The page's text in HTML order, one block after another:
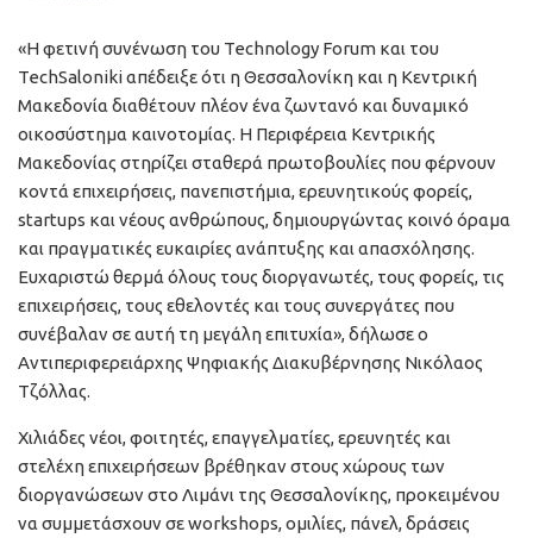
«Η φετινή συνένωση του Technology Forum και του
TechSaloniki απέδειξε ότι η Θεσσαλονίκη και η Κεντρική
Μακεδονία διαθέτουν πλέον ένα ζωντανό και δυναμικό
οικοσύστημα καινοτομίας. Η Περιφέρεια Κεντρικής
Μακεδονίας στηρίζει σταθερά πρωτοβουλίες που φέρνουν
κοντά επιχειρήσεις, πανεπιστήμια, ερευνητικούς φορείς,
startups και νέους ανθρώπους, δημιουργώντας κοινό όραμα
και πραγματικές ευκαιρίες ανάπτυξης και απασχόλησης.
Ευχαριστώ θερμά όλους τους διοργανωτές, τους φορείς, τις
επιχειρήσεις, τους εθελοντές και τους συνεργάτες που
συνέβαλαν σε αυτή τη μεγάλη επιτυχία», δήλωσε ο
Αντιπεριφερειάρχης Ψηφιακής Διακυβέρνησης Νικόλαος
Τζόλλας.
Χιλιάδες νέοι, φοιτητές, επαγγελματίες, ερευνητές και
στελέχη επιχειρήσεων βρέθηκαν στους χώρους των
διοργανώσεων στο Λιμάνι της Θεσσαλονίκης, προκειμένου
να συμμετάσχουν σε workshops, ομιλίες, πάνελ, δράσεις